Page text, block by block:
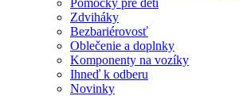
Pomôcky pre deti
Zdviháky
Bezbariérovosť
Oblečenie a doplnky
Komponenty na vozíky
Ihneď k odberu
Novinky